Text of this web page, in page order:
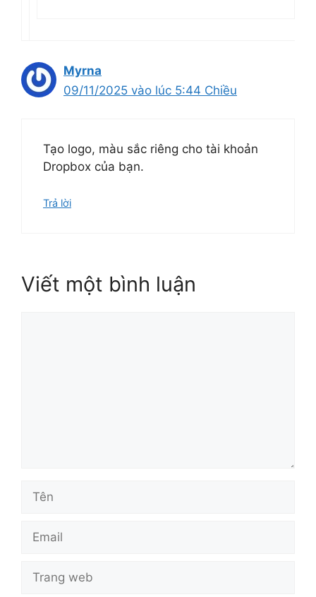
Myrna
09/11/2025 vào lúc 5:44 Chiều
Tạo logo, màu sắc riêng cho tài khoản
Dropbox của bạn.
Trả lời
Viết một bình luận
Tên
Email
Trang